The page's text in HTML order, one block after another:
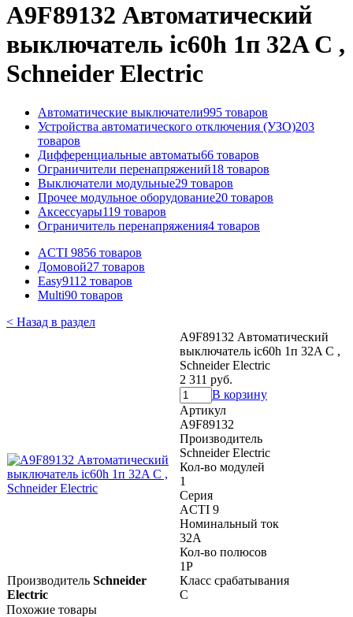
A9F89132 Автоматический
выключатель ic60h 1п 32A C ,
Schneider Electric
Автоматические выключатели995 товаров
Устройства автоматического отключения (УЗО)203
товаров
Дифференциальные автоматы66 товаров
Ограничители перенапряжений18 товаров
Выключатели модульные29 товаров
Прочее модульное оборудование20 товаров
Аксессуары119 товаров
Ограничитель перенапряжения4 товаров
ACTI 9856 товаров
Домовой27 товаров
Easy9112 товаров
Multi90 товаров
< Назад в раздел
A9F89132 Автоматический
выключатель ic60h 1п 32A C ,
Schneider Electric
2 311 руб.
В корзину
Артикул
A9F89132
Производитель
Schneider Electric
Кол-во модулей
1
Серия
ACTI 9
Номинальный ток
32A
Кол-во полюсов
1P
Класс срабатывания
C
Производитель Schneider
Electric
Похожие товары